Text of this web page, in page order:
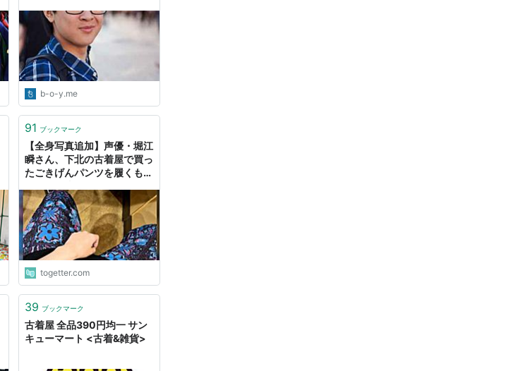
ョンWEBマガジン
b-o-y.me
91 ブックマーク
【全身写真追加】声優・堀江
瞬さん、下北の古着屋で買っ
たごきげんパンツを履くも冷
の後なぜか真夏のJamboree
に
togetter.com
39 ブックマーク
古着屋 全品390円均一 サン
キューマート <古着&雑貨>